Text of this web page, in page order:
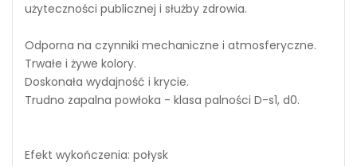
użyteczności publicznej i służby zdrowia.
Odporna na czynniki mechaniczne i atmosferyczne.
Trwałe i żywe kolory.
Doskonała wydajność i krycie.
Trudno zapalna powłoka - klasa palności D-s1, d0.
Efekt wykończenia: połysk